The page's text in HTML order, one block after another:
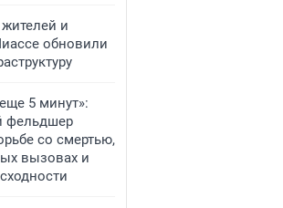
и
обновили
5 минут»:
фельдшер
со смертью,
вызовах и